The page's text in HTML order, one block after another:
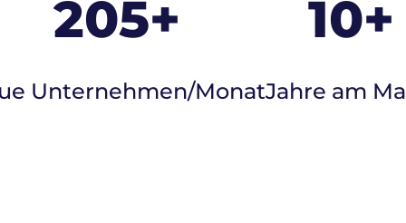
205+
Unternehmen/Monat
10+
Jahre am